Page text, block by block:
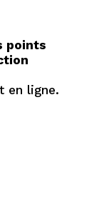
points
en ligne.